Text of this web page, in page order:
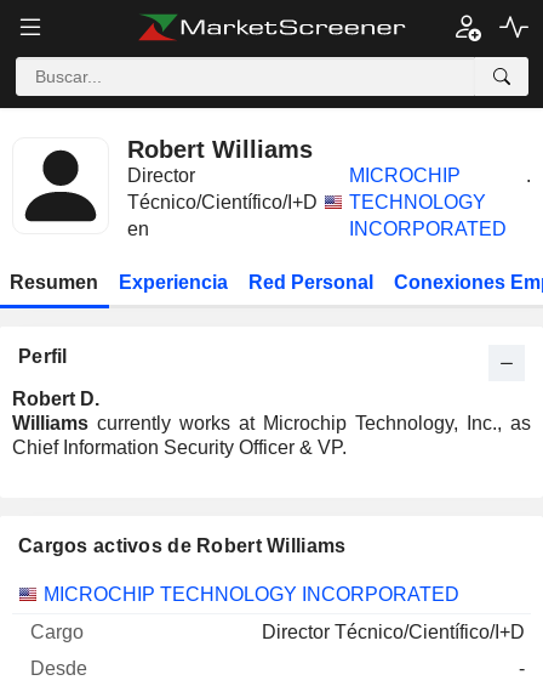
Robert Williams
Director
Técnico/Científico/I+D
en
MICROCHIP
TECHNOLOGY
INCORPORATED
.
Resumen Experiencia Red Personal Conexiones
Perfil
Robert D.
Williams currently works at Microchip Technology, Inc., as
Chief Information Security Officer & VP.
Cargos activos de Robert Williams
Empresas Cargo Inicio
MICROCHIP TECHNOLOGY INCORPORATED
Director Técnico/Científico/I+D
-